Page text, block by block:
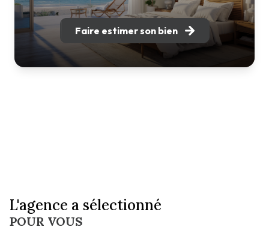
Faire estimer son bien
L'agence a sélectionné
POUR VOUS